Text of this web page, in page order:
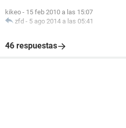
kikeo - 15 feb 2010 a las 15:07
zfd - 5 ago 2014 a las 05:41
46 respuestas